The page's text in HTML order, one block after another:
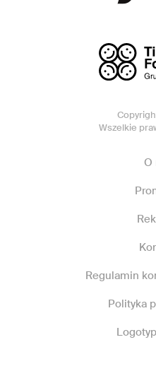
Wszelkie
O
Regulamin
Polityka